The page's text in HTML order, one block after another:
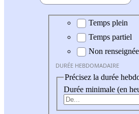
Durée hebdomadaire
Temps plein
Temps partiel
Non
DURÉE HEBDOMADAIRE
Précisez la durée
Durée minimale (en